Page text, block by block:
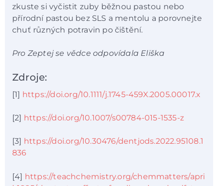
zkuste si vyčistit zuby běžnou pastou nebo
přírodní pastou bez SLS a mentolu a porovnejte
chuť různých potravin po čištění.
Pro Zeptej se vědce odpovídala Eliška
Zdroje:
[1] https://doi.org/10.1111/j.1745-459X.2005.00017.x
[2] https://doi.org/10.1007/s00784-015-1535-z
[3] https://doi.org/10.30476/dentjods.2022.95108.1
836
[4] https://teachchemistry.org/chemmatters/apri